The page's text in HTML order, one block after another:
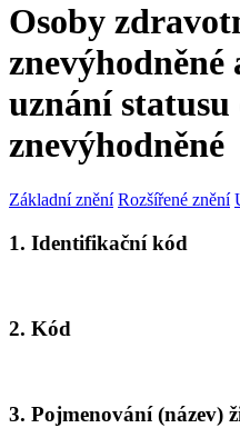
Osoby
znevýhodněné
uznání
znevýhodněné
Základní znění Rozšířené znění
1. Identifikační kód
2. Kód
3. Pojmenování (název)